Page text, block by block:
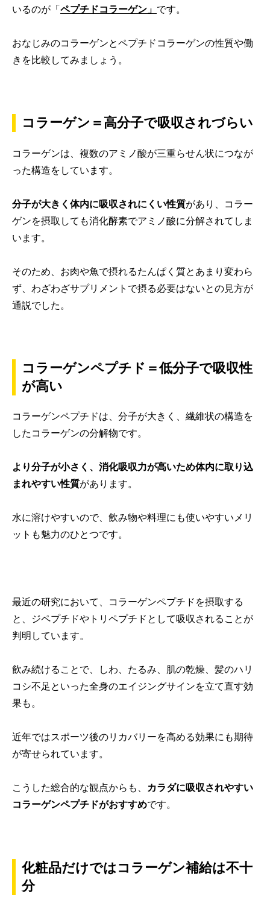
いるのが「ペプチドコラーゲン」 です。
おなじみのコラーゲンとペプチドコラーゲンの性質や働
きを比較してみましょう。
コラーゲン＝高分子で吸収されづらい
コラーゲンは、複数のアミノ酸が三重らせん状につなが
った構造をしています。
分子が大きく体内に吸収されにくい性質があり、コラー
ゲンを摂取しても消化酵素でアミノ酸に分解されてしま
います。
そのため、お肉や魚で摂れるたんぱく質とあまり変わら
ず、 わざわざサプリメントで摂る必要はないとの見方が
通説でした。
コラーゲンペプチド＝低分子で吸収性
が高い
コラーゲンペプチドは、分子が大きく、繊維状の構造を
したコラーゲンの分解物です。
より分子が小さく、消化吸収力が高いため体内に取り込
まれやすい性質があります。
水に溶けやすいので、飲み物や料理にも使いやすいメリ
ットも魅力のひとつです。
最近の研究において、コラーゲンペプチドを摂取する
と、 ジペプチドやトリペプチドとして吸収されることが
判明しています。
飲み続けることで、しわ、たるみ、肌の乾燥、髪のハリ
コシ不足といった全身のエイジングサインを立て直す効
果も。
近年ではスポーツ後のリカバリーを高める効果にも期待
が寄せられています。
こうした総合的な観点からも、 カラダに吸収されやすい
コラーゲンペプチドがおすすめです。
化粧品だけではコラーゲン補給は不十
分